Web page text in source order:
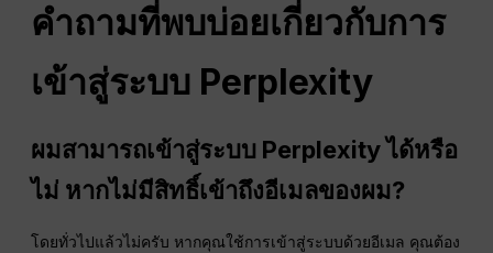
คำถามที่พบบ่อยเกี่ยวกับการ
เข้าสู่ระบบ Perplexity
ผมสามารถเข้าสู่ระบบ Perplexity ได้หรือ
ไม่ หากไม่มีสิทธิ์เข้าถึงอีเมลของผม?
โดยทั่วไปแล้วไม่ครับ หากคุณใช้การเข้าสู่ระบบด้วยอีเมล คุณต้อง